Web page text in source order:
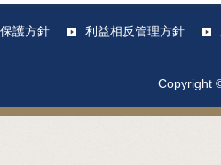
護方針 利益相反管理方針
Copyright